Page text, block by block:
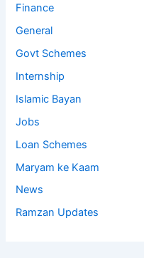
Finance
General
Govt Schemes
Internship
Islamic Bayan
Jobs
Loan Schemes
Maryam ke Kaam
News
Ramzan Updates